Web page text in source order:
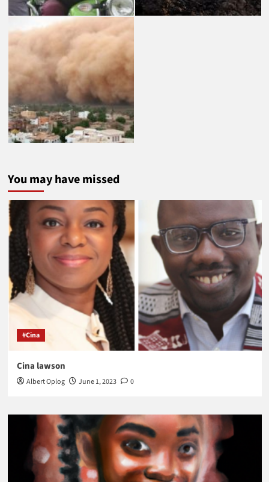
You may have missed
#Cina
Cina lawson
Albert Oplog June 1, 2023 0